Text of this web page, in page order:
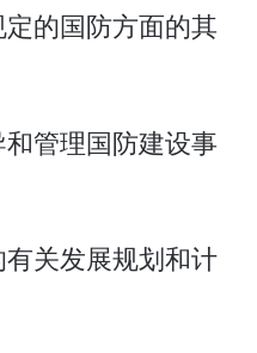
的国防方面的其
管理国防建设事
有关发展规划和计